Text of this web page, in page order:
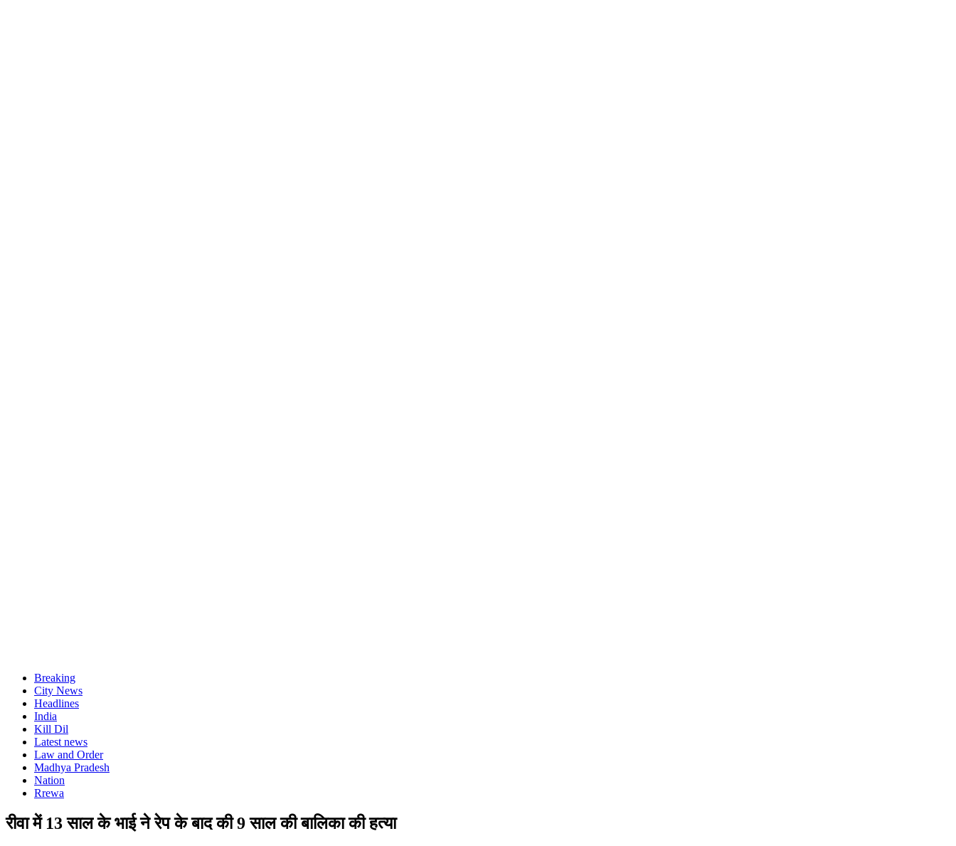
Breaking
City News
Headlines
India
Kill Dil
Latest news
Law and Order
Madhya Pradesh
Nation
Rrewa
रीवा में 13 साल के भाई ने रेप के बाद की 9 साल की बालिका की हत्या